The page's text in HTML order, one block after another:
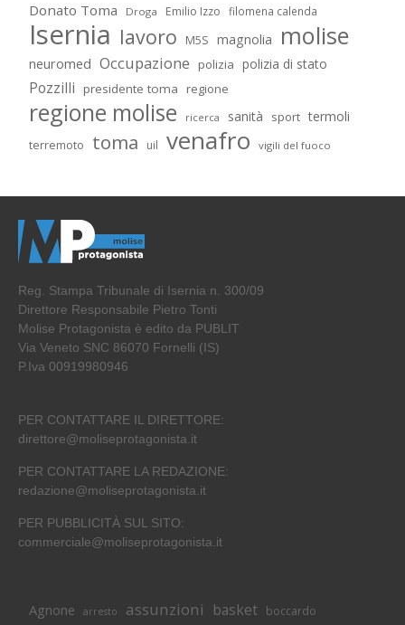
Donato Toma Droga Emilio Izzo filomena calenda
Isernia lavoro M5S magnolia molise
neuromed Occupazione polizia polizia di stato
Pozzilli presidente toma regione
regione molise ricerca sanità sport termoli
terremoto toma uil venafro vigili del fuoco
Reg. Stampa Tribunale di Isernia n. 300/09
Direttore Responsabile Pietro Tonti
Molise Protagonista è edito da PUBLIT
Via Veneto SNC 86070 Fornelli (IS)
P.Iva 00919980946
PER CONTATTARE IL DIRETTORE:
direttore@moliseprotagonista.it
PER CONTATTARE LA REDAZIONE:
redazione@moliseprotagonista.it
PER PUBBLICITÀ SUL SITO:
commerciale@moliseprotagonista.it
Agnone arresto assunzioni basket boccardo